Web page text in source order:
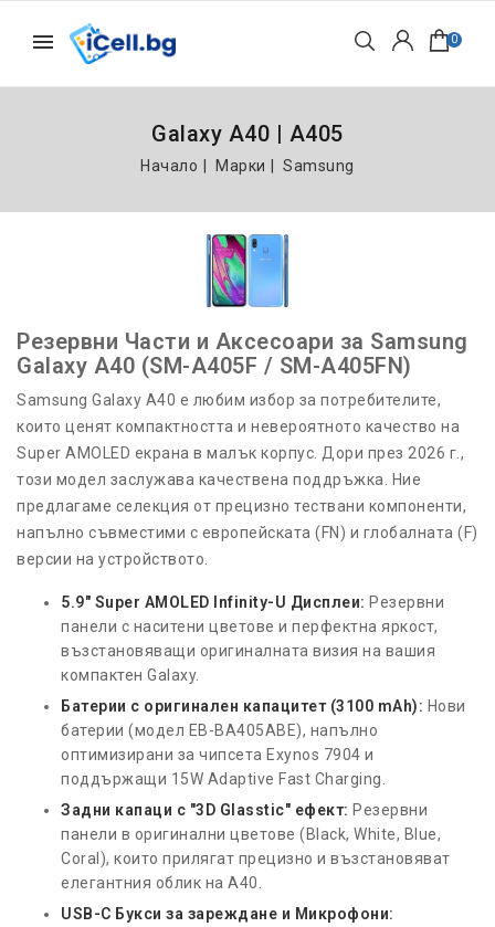
0
Galaxy A40 | A405
Начало Марки Samsung
Резервни Части и Аксесоари за Samsung
Galaxy A40 (SM-A405F / SM-A405FN)
Samsung Galaxy A40 е любим избор за потребителите,
които ценят компактността и невероятното качество на
Super AMOLED екрана в малък корпус. Дори през 2026 г.,
този модел заслужава качествена поддръжка. Ние
предлагаме селекция от прецизно тествани компоненти,
напълно съвместими с европейската (FN) и глобалната (F)
версии на устройството.
5.9" Super AMOLED Infinity-U Дисплеи: Резервни
панели с наситени цветове и перфектна яркост,
възстановяващи оригиналната визия на вашия
компактен Galaxy.
Батерии с оригинален капацитет (3100 mAh): Нови
батерии (модел EB-BA405ABE), напълно
оптимизирани за чипсета Exynos 7904 и
поддържащи 15W Adaptive Fast Charging.
Задни капаци с "3D Glasstic" ефект: Резервни
панели в оригинални цветове (Black, White, Blue,
Coral), които прилягат прецизно и възстановяват
елегантния облик на A40.
USB-C Букси за зареждане и Микрофони: